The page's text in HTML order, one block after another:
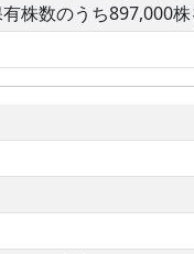
株数のうち897,000株